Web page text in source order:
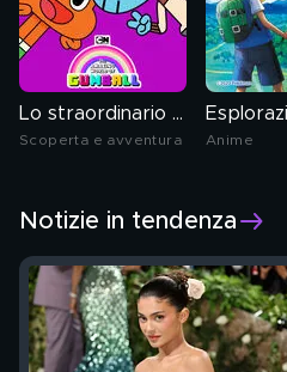
Lo straordinario mondo di Gumball
Scoperta e avventura Anime
Notizie in tendenza